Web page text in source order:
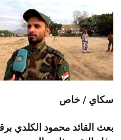
سكاي / خاص
بعث القائد محمود الكلدي